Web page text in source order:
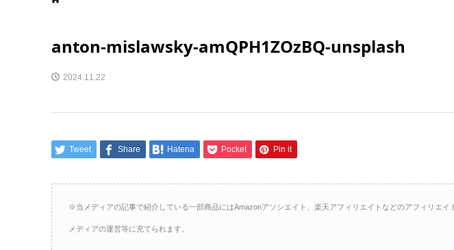
anton-mislawsky-amQPH1ZOzBQ-unsplash
2024.11.22
Tweet Share Hatena Pocket Pin it
※当メディアの記事で紹介している一部商品にはAmazonアソシエイト、楽天アフィリエイトなどのアフィリエ
メディアの運営等に充てられます。